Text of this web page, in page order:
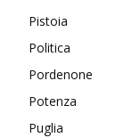
Pistoia
Politica
Pordenone
Potenza
Puglia